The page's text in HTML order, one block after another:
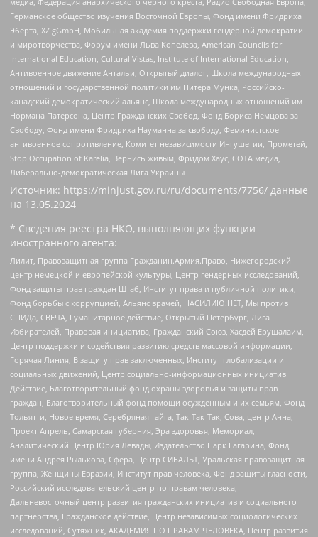
Германское общество изучения Восточной Европы, Фонд имени Фридриха
Эберта, XZ gGmbH, Мобильная академия поддержки гендерной демократии
и миротворчества, Форум имени Льва Копелева, American Councils for
International Education, Cultural Vistas, Institute of International Education,
Антивоенное движение Антальи, Открытый диалог, Школа международных
отношений и государственной политики им Питера Мунка, Российско-
канадский демократический альянс, Школа международных отношений им
Нормана Патерсона, Центр Гражданских Свобод, Фонд Бориса Немцова за
Свободу, Фонд имени Фридриха Науманна за свободу, Феминистское
антивоенное сопротивление, Комитет независимости Ингушетии, Прометей,
Stop Occupation of Karelia, Вернись живым, Фридом Хаус, СОТА медиа,
Либерально-демократическая Лига Украины
Источник: https://minjust.gov.ru/ru/documents/7756/ данные
на 13.05.2024
* Сведения реестра НКО, выполняющих функции
иностранного агента:
Лилит, Правозащитная группа Гражданин.Армия.Право, Нижегородский
центр немецкой и европейской культуры, Центр гендерных исследований,
Фонд защиты прав граждан Штаб, Институт права и публичной политики,
Фонд борьбы с коррупцией, Альянс врачей, НАСИЛИЮ.НЕТ, Мы против
СПИДа, СВЕЧА, Гуманитарное действие, Открытый Петербург, Лига
Избирателей, Правовая инициатива, Гражданский Союз, Хасдей Ерушалаим,
Центр поддержки и содействия развитию средств массовой информации,
Горячая Линия, В защиту прав заключенных, Институт глобализации и
социальных движений, Центр социально-информационных инициатив
Действие, Благотворительный фонд охраны здоровья и защиты прав
граждан, Благотворительный фонд помощи осужденным и их семьям, Фонд
Тольятти, Новое время, Серебряная тайга, Так-Так-Так, Сова, центр Анна,
Проект Апрель, Самарская губерния, Эра здоровья, Мемориал,
Аналитический Центр Юрия Левады, Издательство Парк Гагарина, Фонд
имени Андрея Рылькова, Сфера, Центр СИБАЛЬТ, Уральская правозащитная
группа, Женщины Евразии, Институт прав человека, Фонд защиты гласности,
Российский исследовательский центр по правам человека,
Дальневосточный центр развития гражданских инициатив и социального
партнерства, Гражданское действие, Центр независимых социологических
исследований, Сутяжник, АКАДЕМИЯ ПО ПРАВАМ ЧЕЛОВЕКА, Центр развития